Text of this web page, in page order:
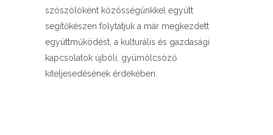
szószólóként közösségünkkel együtt
segítőkészen folytatjuk a már megkezdett
együttműködést, a kulturális és gazdasági
kapcsolatok újbóli, gyümölcsöző
kiteljesedésének érdekében.